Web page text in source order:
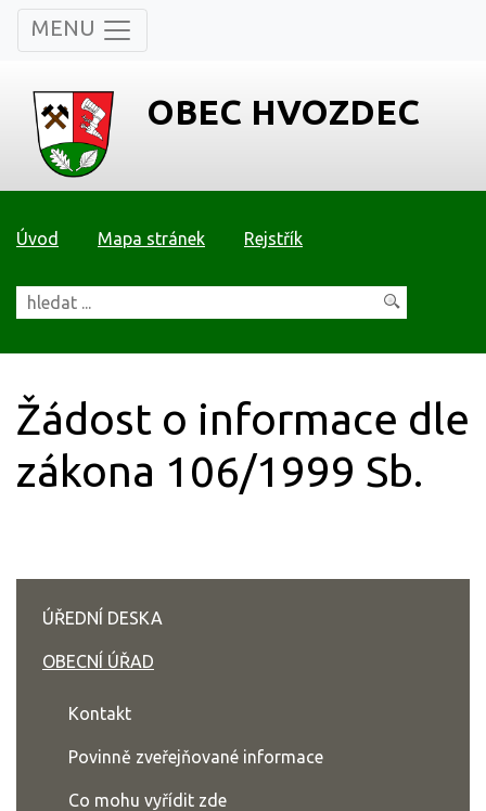
MENU
OBEC HVOZDEC
Úvod Mapa stránek Rejstřík
Žádost o informace dle
zákona 106/1999 Sb.
ÚŘEDNÍ DESKA
OBECNÍ ÚŘAD
Kontakt
Povinně zveřejňované informace
Co mohu vyřídit zde